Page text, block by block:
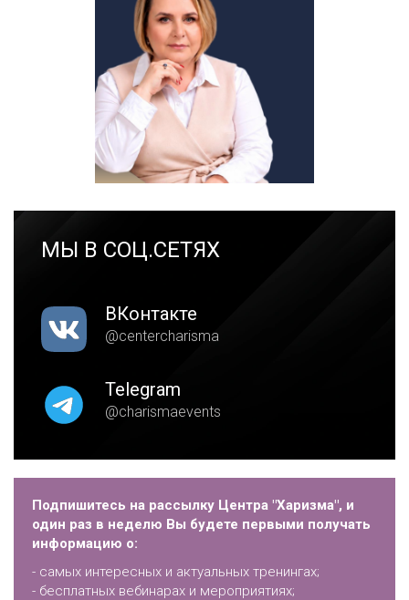
МЫ В СОЦ.СЕТЯХ
ВКонтакте
@centercharisma
Telegram
@charismaevents
Подпишитесь на рассылку Центра "Харизма", и
один раз в неделю Вы будете первыми получать
информацию о:
- самых интересных и актуальных тренингах;
- бесплатных вебинарах и мероприятиях;